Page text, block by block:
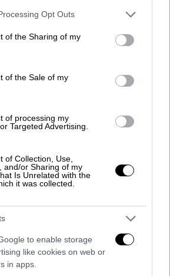
website/app uses one or more Google
or usage behaviour. You may click to
to Google and its third-party tags to
specified purposes in below Google
Opt Outs
of the Sharing of my
of the Sale of my
of processing my
Targeted Advertising.
of Collection, Use,
and/or Sharing of my
Is Unrelated with the
it was collected.
to enable storage
like cookies on web or
in apps.
23:10
μεταναστών
- Έχουν διασωθεί
βρέθηκαν στη θάλασσα 33
Κεφαλονιάς